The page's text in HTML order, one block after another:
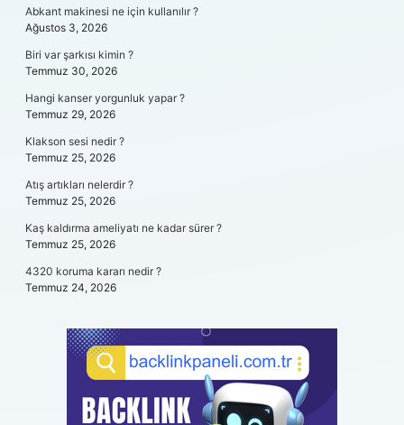
Abkant makinesi ne için kullanılır ?
Ağustos 3, 2026
Biri var şarkısı kimin ?
Temmuz 30, 2026
Hangi kanser yorgunluk yapar ?
Temmuz 29, 2026
Klakson sesi nedir ?
Temmuz 25, 2026
Atış artıkları nelerdir ?
Temmuz 25, 2026
Kaş kaldırma ameliyatı ne kadar sürer ?
Temmuz 25, 2026
4320 koruma kararı nedir ?
Temmuz 24, 2026